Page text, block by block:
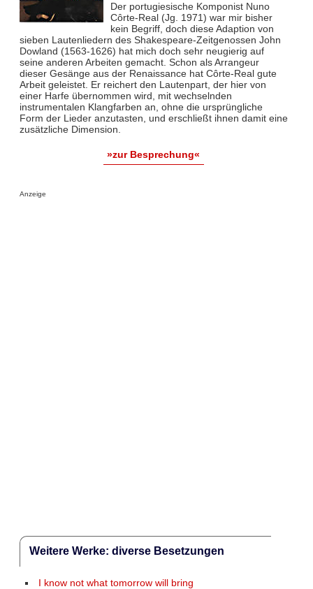
Der portugiesische Komponist Nuno
Côrte-Real (Jg. 1971) war mir bisher
kein Begriff, doch diese Adaption von
sieben Lautenliedern des Shakespeare-Zeitgenossen John
Dowland (1563-1626) hat mich doch sehr neugierig auf
seine anderen Arbeiten gemacht. Schon als Arrangeur
dieser Gesänge aus der Renaissance hat Côrte-Real gute
Arbeit geleistet. Er reichert den Lautenpart, der hier von
einer Harfe übernommen wird, mit wechselnden
instrumentalen Klangfarben an, ohne die ursprüngliche
Form der Lieder anzutasten, und erschließt ihnen damit eine
zusätzliche Dimension.
»zur Besprechung«
Anzeige
Weitere Werke: diverse Besetzungen
I know not what tomorrow will bring